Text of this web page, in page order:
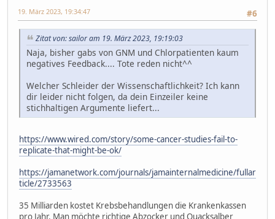
#6
19. März 2023, 19:34:47
Zitat von: sailor am 19. März 2023, 19:19:03
Naja, bisher gabs von GNM und Chlorpatienten kaum
negatives Feedback.... Tote reden nicht^^
Welcher Schleider der Wissenschaftlichkeit? Ich kann
dir leider nicht folgen, da dein Einzeiler keine
stichhaltigen Argumente liefert...
https://www.wired.com/story/some-cancer-studies-fail-to-
replicate-that-might-be-ok/
https://jamanetwork.com/journals/jamainternalmedicine/fullar
ticle/2733563
35 Milliarden kostet Krebsbehandlungen die Krankenkassen
pro Jahr. Man möchte richtige Abzocker und Quacksalber